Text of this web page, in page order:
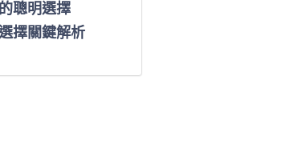
聰明選擇
擇關鍵解析